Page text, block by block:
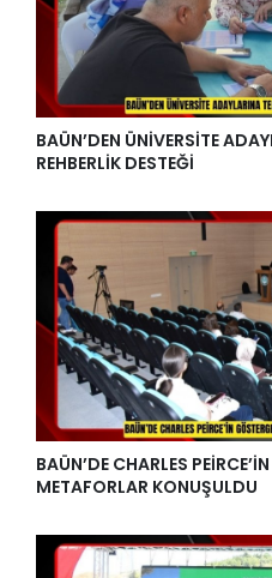
BAÜN’DEN ÜNİVERSİTE
REHBERLİK DESTEĞİ
BAÜN’DE CHARLES
METAFORLAR KONUŞULDU